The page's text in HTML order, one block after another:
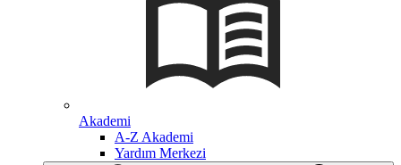
Akademi
A-Z Akademi
Yardım Merkezi